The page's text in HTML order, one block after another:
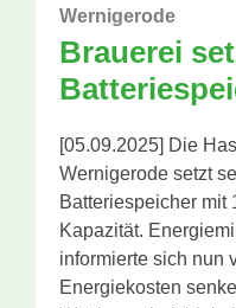
Wernigerode
Brauerei
[05.09.2025] Die
Wernigerode setzt
Batteriespeicher mit
Kapazität.
informierte sich nun
Energiekosten